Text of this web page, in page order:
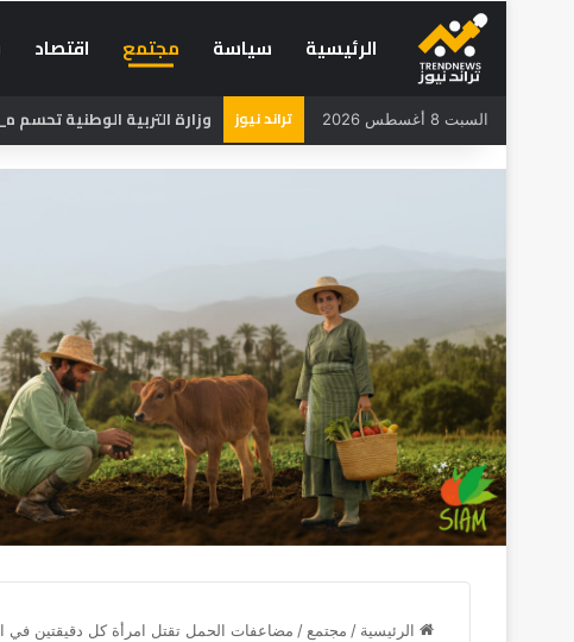
الرئيسية سياسة مجتمع اقتصاد
السبت 8 أغسطس 2026 تراند نيوز وزارة التربية الوطنية تحسم موعد
الرئيسية / مجتمع / مضاعفات الحمل تقتل امرأة كل دقيقتين في